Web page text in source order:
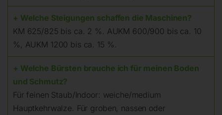
+ Welche Steigungen schaffen die Maschinen?
KM 625/825 bis ca. 2 %. AUKM 600/900 bis ca. 10
%, AUKM 1200 bis ca. 15 %.
+ Welche Bürsten brauche ich für meinen Boden
und Schmutz?
Für feinen Staub/Indoor: weiche/medium
Hauptkehrwalze. Für groben, nassen oder